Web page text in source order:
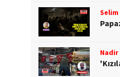
Selim
Nadir